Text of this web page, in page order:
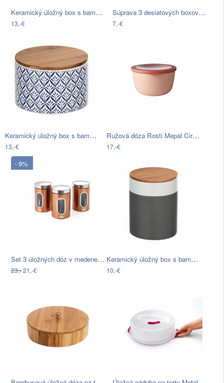
Keramický úložný box s bambusovým vekom…
13,-€
Súprava 3 desiatových boxov Rex London…
7,-€
Keramický úložný box s bambusovým vekom…
13,-€
Ružová dóza Rosti Mepal Circula, 2 l
17,-€
- 9%
Set 3 úložných dóz v medenej farbe…
23,-21,-€
Keramický úložný box s bambusovým vekom…
10,-€